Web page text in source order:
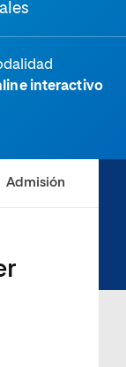
interactivo
Admisión